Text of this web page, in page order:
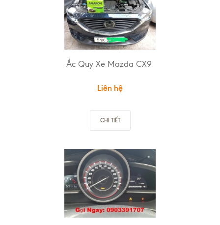
Ắc Quy Xe Mazda CX9
Liên hệ
CHI TIẾT